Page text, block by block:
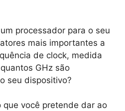
processador para o seu
mais importantes a
de clock, medida
GHz são
seu dispositivo?
que você pretende dar ao